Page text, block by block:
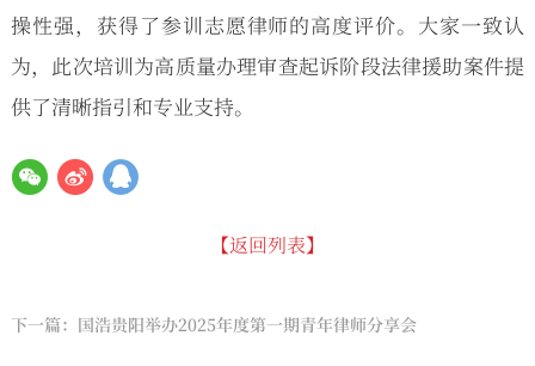
操性强，获得了参训志愿律师的高度评价。大家一致认
为，此次培训为高质量办理审查起诉阶段法律援助案件提
供了清晰指引和专业支持。
【返回列表】
下一篇：国浩贵阳举办2025年度第一期青年律师分享会